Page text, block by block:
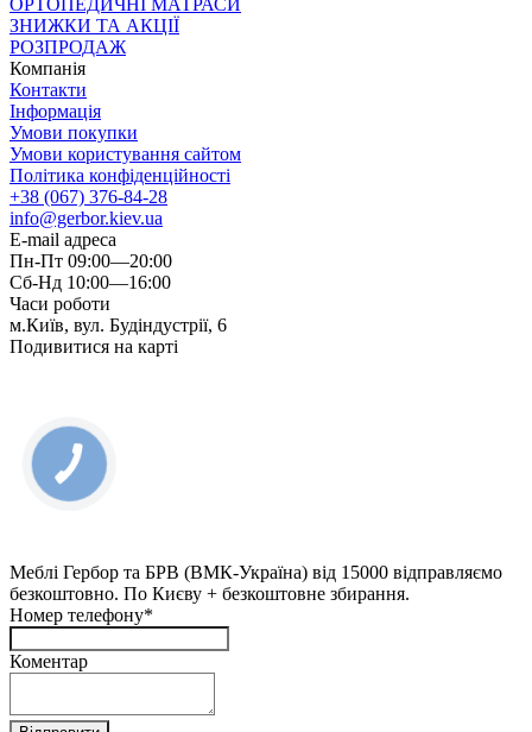
ОРТОПЕДИЧНІ МАТРАСИ
ЗНИЖКИ ТА АКЦІЇ
РОЗПРОДАЖ
Компанія
Контакти
Інформація
Умови покупки
Умови користування сайтом
Політика конфіденційності
+38 (067) 376-84-28
info@gerbor.kiev.ua
E-mail адреса
Пн-Пт 09:00—20:00
Сб-Нд 10:00—16:00
Часи роботи
м.Київ, вул. Будіндустрії, 6
Подивитися на карті
Меблі Гербор та БРВ (ВМК-Україна) від 15000 відправляємо
безкоштовно. По Києву + безкоштовне збирання.
Номер телефону*
Коментар